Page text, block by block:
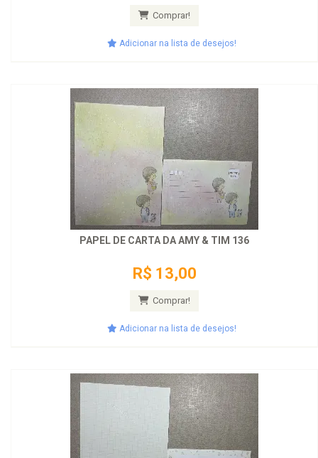
Comprar!
Adicionar na lista de desejos!
PAPEL DE CARTA DA AMY & TIM 136
R$ 13,00
Comprar!
Adicionar na lista de desejos!